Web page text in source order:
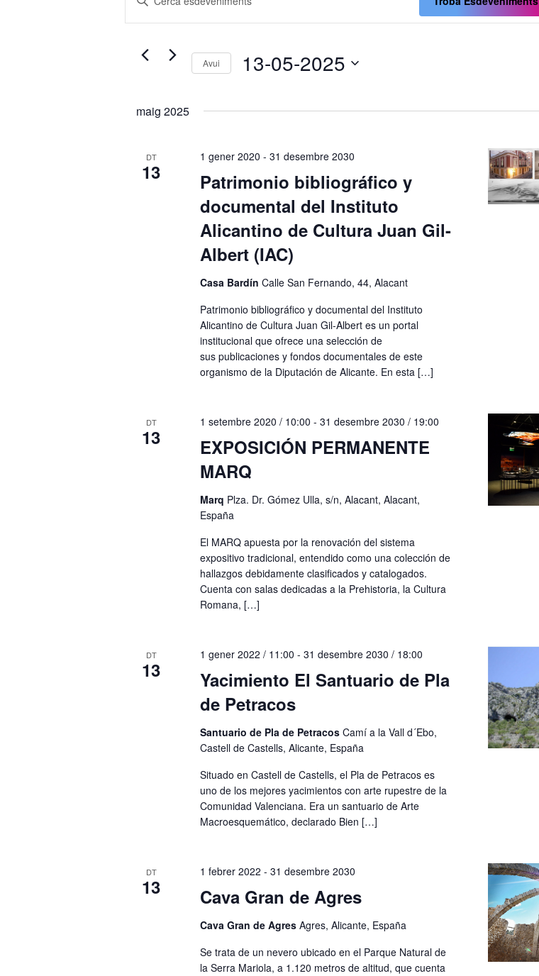
visual
i
d'Esdeveniments
clau.
per
Avui 13-05-2025
maig 2025
DT
13
Patrimonio bibliográfico y
documental del Instituto
Alicantino de Cultura Juan Gil-
Albert (IAC)
1 gener 2020 -31 desembre 2030
Casa BardínCalle San Fernando, 44, Alacant
Patrimonio bibliográfico y documental del Instituto
Alicantino de Cultura Juan Gil-Albert es un portal
institucional que ofrece una selección de
sus publicaciones y fondos documentales de este
organismo de la Diputación de Alicante. En esta […]
DT
13
EXPOSICIÓN PERMANENTE
MARQ
1 setembre 2020 / 10:00 -31 desembre 2030 / 19:00
Marq Plza. Dr. Gómez Ulla, s/n, Alacant, Alacant,
España
El MARQ apuesta por la renovación del sistema
expositivo tradicional, entendido como una colección de
hallazgos debidamente clasificados y catalogados.
Cuenta con salas dedicadas a la Prehistoria, la Cultura
Romana, […]
DT
13
Yacimiento El Santuario de Pla
de Petracos
1 gener 2022 / 11:00 -31 desembre 2030 / 18:00
Santuario de Pla de PetracosCamí a la Vall d´Ebo,
Castell de Castells, Alicante, España
Situado en Castell de Castells, el Pla de Petracos es
uno de los mejores yacimientos con arte rupestre de la
Comunidad Valenciana. Era un santuario de Arte
Macroesquemático, declarado Bien […]
DT
13 Cava Gran de Agres
1 febrer 2022 -31 desembre 2030
Cava Gran de AgresAgres, Alicante, España
Se trata de un nevero ubicado en el Parque Natural de
la Serra Mariola, a 1.120 metros de altitud, que cuenta